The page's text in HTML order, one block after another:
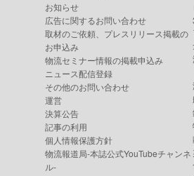
お知らせ
広告に関するお問い合わせ
取材のご依頼、プレスリリース掲載の
お申込み
物流セミナー情報の掲載申込み
ニュース配信登録
その他のお問い合わせ
運営
決算公告
記事の利用
個人情報保護方針
物流報道局-本誌公式YouTubeチャンネ
ル-